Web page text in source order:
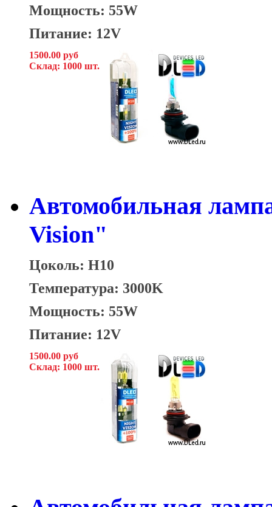
Мощность: 55W
Питание: 12V
1500.00 руб
Склад: 1000 шт.
Автомобильная
Vision"
Цоколь: H10
Температура: 3000K
Мощность: 55W
Питание: 12V
1500.00 руб
Склад: 1000 шт.